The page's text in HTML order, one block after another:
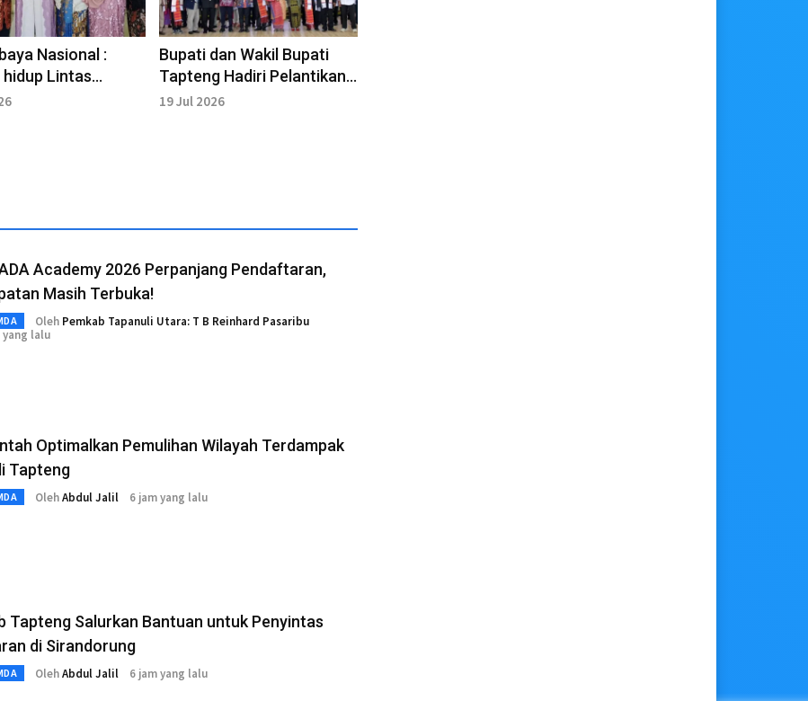
Nasional :
hidup Lintas
Bupati dan Wakil Bupati
Tapteng Hadiri Pelantikan
Pengurus PPTSB 2026-
19 Jul 2026
Academy 2026 Perpanjang Pendaftaran,
Masih Terbuka!
Oleh Pemkab Tapanuli Utara: T B Reinhard Pasaribu
lalu
Optimalkan Pemulihan Wilayah Terdampak
Tapteng
OlehAbdul Jalil 6 jam yang lalu
Tapteng Salurkan Bantuan untuk Penyintas
di Sirandorung
OlehAbdul Jalil 6 jam yang lalu